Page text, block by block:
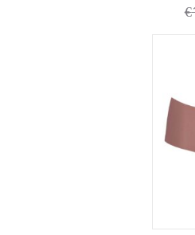
€